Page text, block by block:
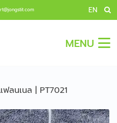
EN
MENU
ฟลนเนล | PT7021